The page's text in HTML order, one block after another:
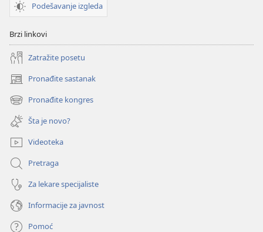
Podešavanje izgleda
Brzi linkovi
Zatražite posetu
Pronađite sastanak
(otvara
novi
prozor)
Pronađite kongres
(otvara
novi
prozor)
Šta je novo?
Videoteka
Pretraga
Za lekare specijaliste
Informacije za javnost
Pomoć